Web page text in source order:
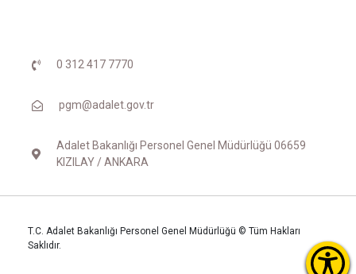
0 312 417 7770
pgm@adalet.gov.tr
Adalet Bakanlığı Personel Genel Müdürlüğü 06659
KIZILAY / ANKARA
T.C. Adalet Bakanlığı Personel Genel Müdürlüğü © Tüm Hakları
Saklıdır.